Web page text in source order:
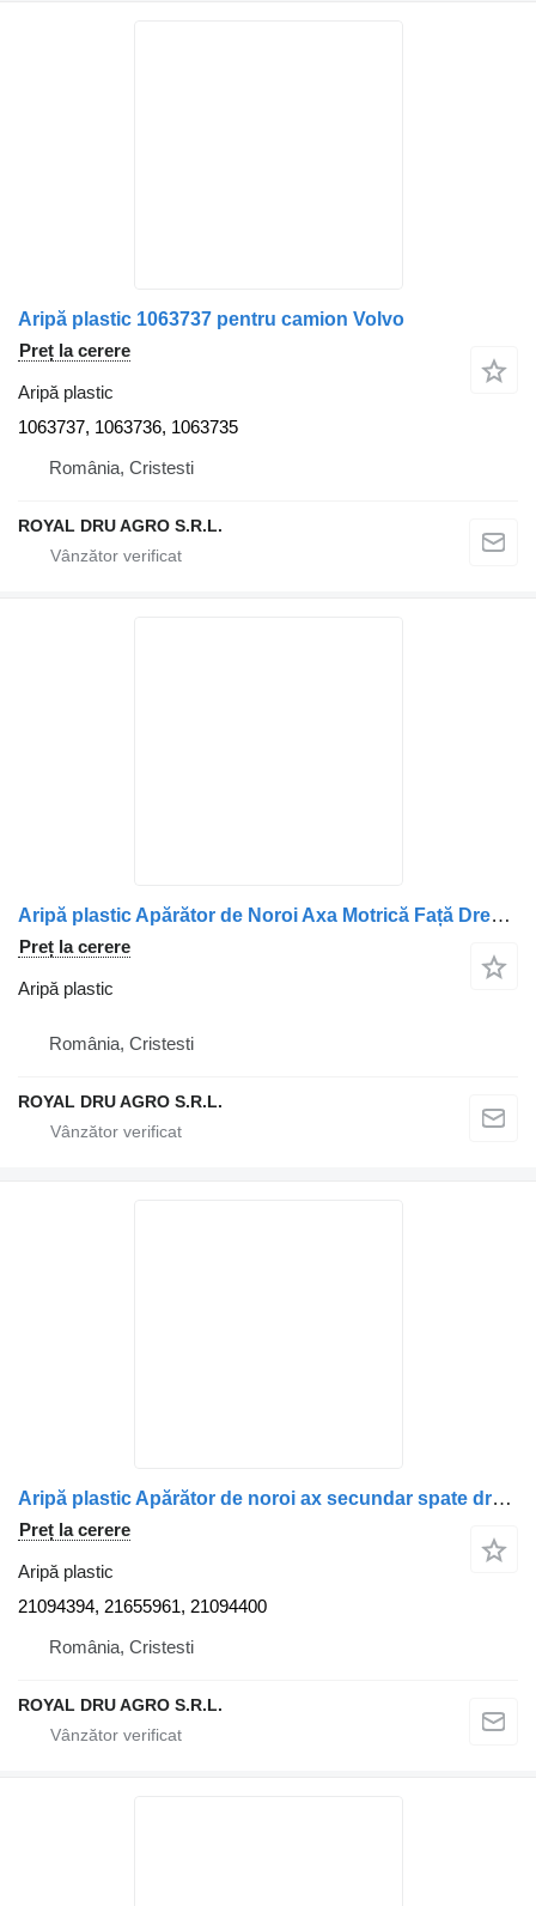
Aripă plastic 1063737 pentru camion Volvo
Preț la cerere
Aripă plastic
1063737, 1063736, 1063735
România, Cristesti
ROYAL DRU AGRO S.R.L.
Aripă plastic Apărător de Noroi Axa Motrică Față Dreapta pentru camion Volvo 13781
Preț la cerere
Aripă plastic
România, Cristesti
ROYAL DRU AGRO S.R.L.
Aripă plastic Apărător de noroi ax secundar spate dreapta 21094394 pentru camion Volvo (coduri: )
Preț la cerere
Aripă plastic
21094394, 21655961, 21094400
România, Cristesti
ROYAL DRU AGRO S.R.L.